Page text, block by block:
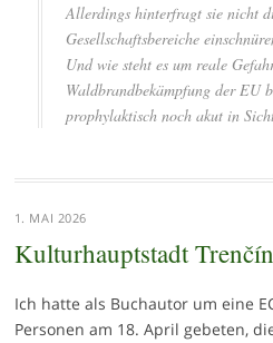
Allerdings hinterfragt sie nicht
Gesellschaftsbereiche
Und wie steht es um reale
Waldbrandbekämpfung der EU
prophylaktisch noch akut in
1. MAI 2026
Kulturhauptstadt Trenčín
Ich hatte als Buchautor um eine
Personen am 18. April gebeten,